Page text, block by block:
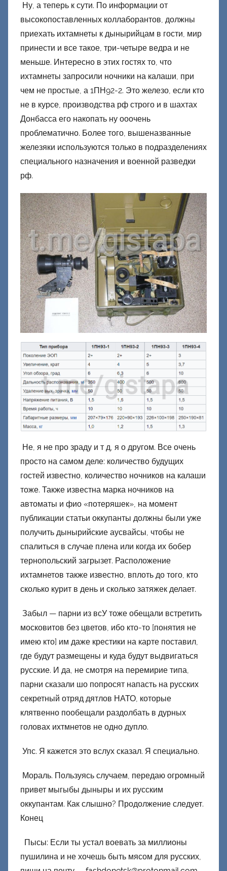
к
и
й
Ну, а теперь к сути. По информации от
высокопоставленных коллаборантов, должны
приехать ихтамнеты к дынырийцам в гости, мир
принести и все такое, три-четыре ведра и не
меньше. Интересно в этих гостях то, что
ихтамнеты запросили ночники на калаши, при
чем не простые, а 1ПН92-2. Это железо, если кто
не в курсе, производства рф строго и в шахтах
Донбасса его накопать ну ооочень
проблематично. Более того, вышеназванные
железяки используются только в подразделениях
специального назначения и военной разведки
рф.
Не, я не про зраду и т д, я о другом. Все очень
просто на самом деле: количество будущих
гостей известно, количество ночников на калаши
тоже. Также известна марка ночников на
автоматы и фио «потеряшек», на момент
публикации статьи оккупанты должны были уже
получить дынырийские аусвайсы, чтобы не
спалиться в случае плена или когда их бобер
тернопольский загрызет. Расположение
ихтамнетов также известно, вплоть до того, кто
сколько курит в день и сколько затяжек делает.
Забыл — парни из всУ тоже обещали встретить
московитов без цветов, ибо кто-то [понятия не
имею кто] им даже крестики на карте поставил,
где будут размещены и куда будут выдвигаться
русские. И да, не смотря на перемирие типа,
парни сказали шо попросят напасть на русских
секретный отряд дятлов НАТО, которые
клятвенно пообещали раздолбать в дурных
головах ихтмнетов не одно дупло.
Упс. Я кажется это вслух сказал. Я специально.
Мораль. Пользуясь случаем, передаю огромный
привет мыгыбы дыныры и их русским
оккупантам. Как слышно? Продолжение следует.
Конец
Пысы: Если ты устал воевать за миллионы
пушилина и не хочешь быть мясом для русских,